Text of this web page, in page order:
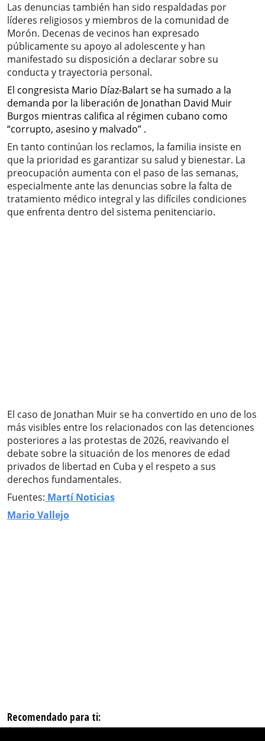
Las denuncias también han sido respaldadas por
líderes religiosos y miembros de la comunidad de
Morón. Decenas de vecinos han expresado
públicamente su apoyo al adolescente y han
manifestado su disposición a declarar sobre su
conducta y trayectoria personal.
El congresista Mario Díaz-Balart se ha sumado a la
demanda por la liberación de Jonathan David Muir
Burgos mientras califica al régimen cubano como
“corrupto, asesino y malvado” .
En tanto continúan los reclamos, la familia insiste en
que la prioridad es garantizar su salud y bienestar. La
preocupación aumenta con el paso de las semanas,
especialmente ante las denuncias sobre la falta de
tratamiento médico integral y las difíciles condiciones
que enfrenta dentro del sistema penitenciario.
El caso de Jonathan Muir se ha convertido en uno de los
más visibles entre los relacionados con las detenciones
posteriores a las protestas de 2026, reavivando el
debate sobre la situación de los menores de edad
privados de libertad en Cuba y el respeto a sus
derechos fundamentales.
Fuentes: Martí Noticias
Mario Vallejo
Recomendado para ti: